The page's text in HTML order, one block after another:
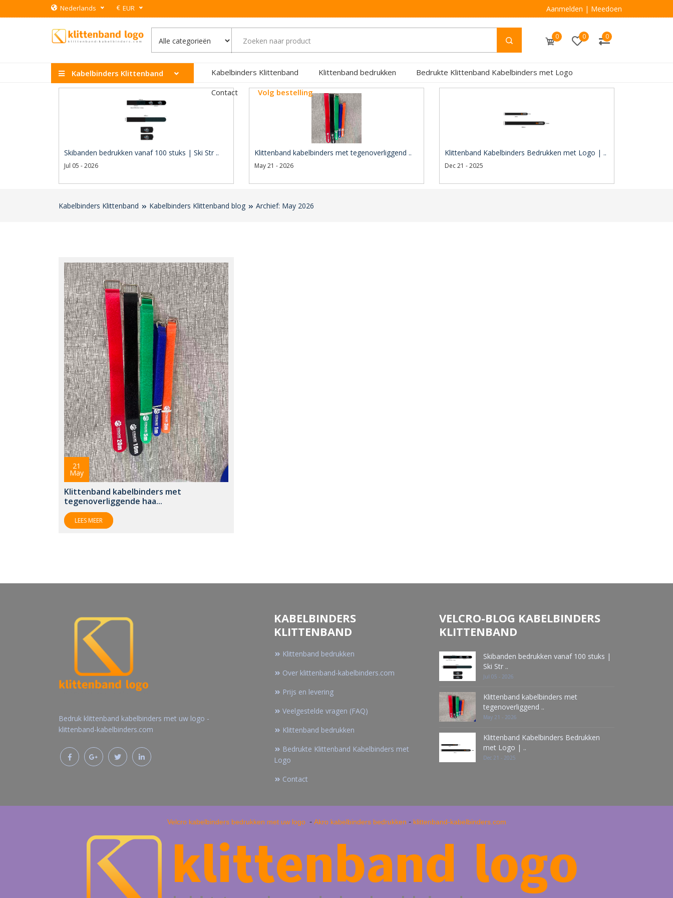
Nederlands € EUR Aanmelden | Meedoen
0 0 0
Kabelbinders Klittenband Kabelbinders Klittenband Klittenband bedrukken
Bedrukte Klittenband Kabelbinders met Logo
Contact
Volg bestelling
Skibanden bedrukken vanaf 100 stuks | Ski Str ..
Jul 05 - 2026
Klittenband kabelbinders met tegenoverliggend ..
May 21 - 2026
Klittenband Kabelbinders Bedrukken met Logo | ..
Dec 21 - 2025
Kabelbinders Klittenband Kabelbinders Klittenband blog Archief: May 2026
21
May
Klittenband kabelbinders met
tegenoverliggende haa...
LEES MEER
Bedruk klittenband kabelbinders met uw logo -
klittenband-kabelbinders.com
KABELBINDERS
KLITTENBAND
Klittenband bedrukken
Over klittenband-kabelbinders.com
Prijs en levering
Veelgestelde vragen (FAQ)
Klittenband bedrukken
Bedrukte Klittenband Kabelbinders met
Logo
Contact
VELCRO-BLOG KABELBINDERS
KLITTENBAND
Skibanden bedrukken vanaf 100 stuks |
Ski Str ..
Jul 05 - 2026
Klittenband kabelbinders met
tegenoverliggend ..
May 21 - 2026
Klittenband Kabelbinders Bedrukken
met Logo | ..
Dec 21 - 2025
Velcro kabelbinders bedrukken met uw logo- Akro kabelbinders bedrukken - klittenband-kabelbinders.com